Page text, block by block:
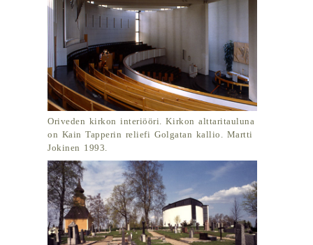
Oriveden kirkon interiööri. Kirkon alttaritauluna
on Kain Tapperin reliefi Golgatan kallio. Martti
Jokinen 1993.